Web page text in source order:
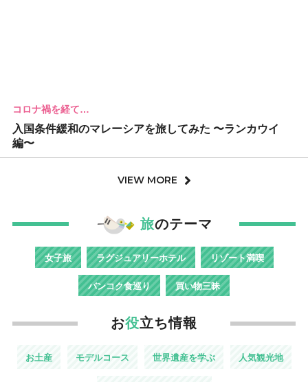
コロナ禍を経て…
入国条件緩和のマレーシアを旅してみた 〜ランカウイ
編〜
VIEW MORE
旅のテーマ
女子旅 ラグジュアリーホテル リゾート満喫
バンコク食巡り 買い物三昧
お役立ち情報
お土産 モデルコース 世界遺産を学ぶ 人気観光地